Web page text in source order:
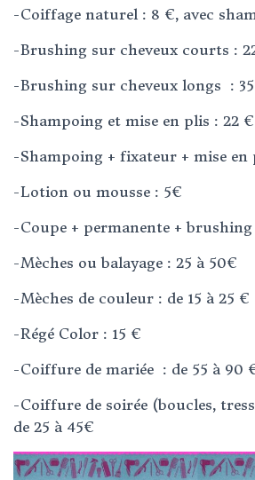
-Coiffage naturel : 8 €, avec
-Brushing sur cheveux courts :
-Brushing sur cheveux longs :
-Shampoing et mise en plis : 22 €
-Shampoing + fixateur + mise en
-Lotion ou mousse : 5€
-Coupe + permanente + brushing
-Mèches ou balayage : 25 à 50€
-Mèches de couleur : de 15 à 25 €
-Régé Color : 15 €
-Coiffure de mariée : de 55 à 90
-Coiffure de soirée (boucles,
de 25 à 45€